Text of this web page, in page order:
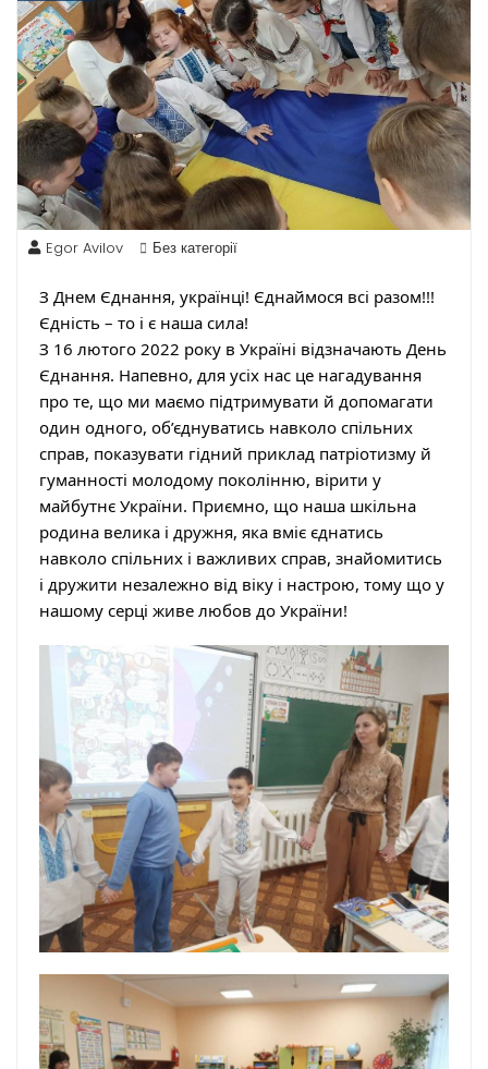
Egor Avilov Без категорії
З Днем Єднання, українці! Єднаймося всі разом!!!
Єдність – то і є наша сила!
З 16 лютого 2022 року в Україні відзначають День
Єднання. Напевно, для усіх нас це нагадування
про те, що ми маємо підтримувати й допомагати
один одного, об’єднуватись навколо спільних
справ, показувати гідний приклад патріотизму й
гуманності молодому поколінню, вірити у
майбутнє України. Приємно, що наша шкільна
родина велика і дружня, яка вміє єднатись
навколо спільних і важливих справ, знайомитись
і дружити незалежно від віку і настрою, тому що у
нашому серці живе любов до України!